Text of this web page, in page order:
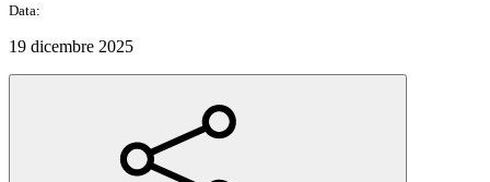
Data:
19 dicembre 2025